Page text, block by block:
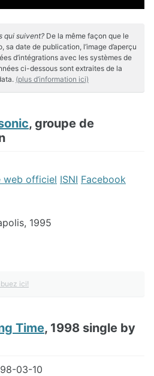
qui suivent? De la même façon que le
sa date de publication, l’image d’aperçu
d’intégrations avec les systèmes de
ci-dessous sont extraites de la
(plus d’information ici)
, groupe de
web officiel ISNI Facebook
1995
ici!
Time, 1998 single by
03-10